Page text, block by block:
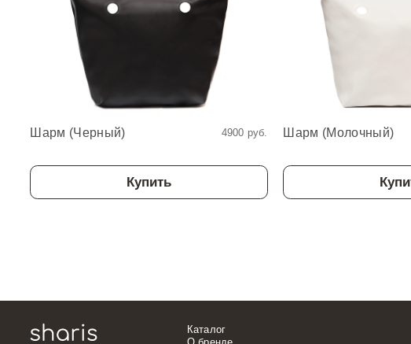
Шарм (Черный) 4900 руб.
Купить
Шарм (Молочный)
Каталог